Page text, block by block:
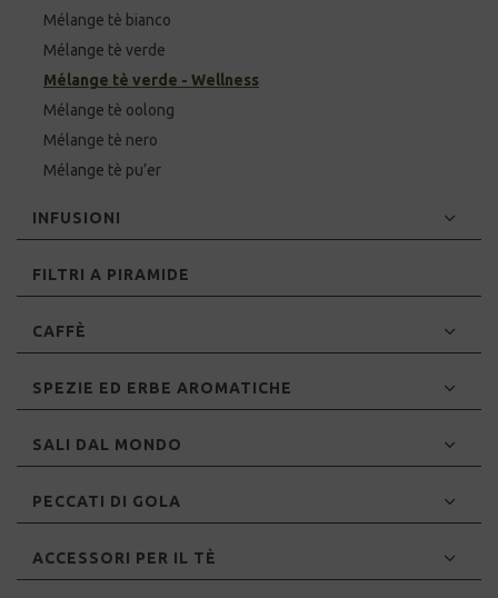
Mélange tè bianco
Mélange tè verde
Mélange tè verde - Wellness
Mélange tè oolong
Mélange tè nero
Mélange tè pu’er
INFUSIONI
FILTRI A PIRAMIDE
CAFFÈ
SPEZIE ED ERBE AROMATICHE
SALI DAL MONDO
PECCATI DI GOLA
ACCESSORI PER IL TÈ